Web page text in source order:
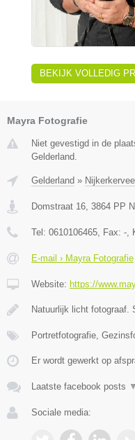
BEKIJK VOLLEDIG
Mayra Fotografie
Niet gevestigd in de
Gelderland.
Gelderland »
Domstraat 16, 3864 PP
Tel: 0610106465, Fax: -,
E-mail › Mayra Fotografie
Website: https://
Natuurlijk licht fotograaf.
Portretfotografie,
Er wordt gewerkt op
Laatste facebook posts ▼
Sociale media: